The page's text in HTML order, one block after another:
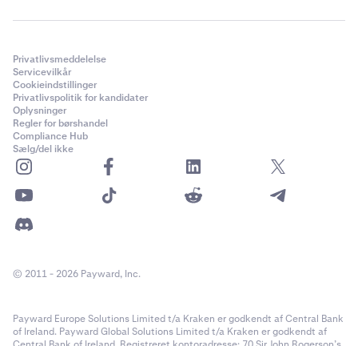
Privatlivsmeddelelse
Servicevilkår
Cookieindstillinger
Privatlivspolitik for kandidater
Oplysninger
Regler for børshandel
Compliance Hub
Sælg/del ikke
© 2011 - 2026 Payward, Inc.
Payward Europe Solutions Limited t/a Kraken er godkendt af Central Bank
of Ireland. Payward Global Solutions Limited t/a Kraken er godkendt af